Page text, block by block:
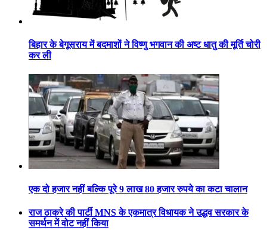
बिहार के बेगूसराय में बदमाशों ने विष्णु भगवान की अष्ट धातु की मूर्ति चोरी
कर ली
एक दो हजार नहीं बल्कि पूरे 9 लाख 80 हजार रुपये का कटा चालान
राज ठाकरे की पार्टी MNS के एकमात्र विधायक ने उद्धव सरकार के
समर्थन में वोट नहीं किया